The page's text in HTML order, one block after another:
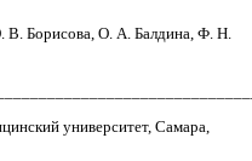
В. Борисова, О. А. Балдина, Ф. Н.
университет, Самара,